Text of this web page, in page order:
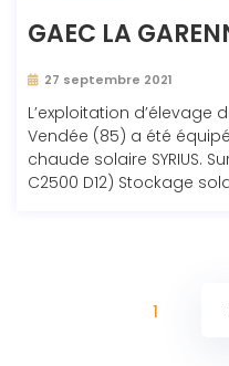
GAEC LA
27 septembre 2021
L’exploitation d’élevage
Vendée (85) a été
chaude solaire SYRIUS.
C2500 D12) Stockage
1